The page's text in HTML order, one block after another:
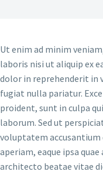
Ut enim ad minim
laboris nisi ut aliquip ex
dolor in reprehenderit in
fugiat nulla pariatur.
proident, sunt in culpa
laborum. Sed ut
voluptatem
aperiam, eaque ipsa
architecto beatae vitae